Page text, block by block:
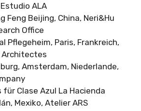
ALA
Feng Beijing, China, Neri&Hu
Office
Pflegeheim, Paris, Frankreich,
Architectes
Amsterdam, Niederlande,
für Clase Azul La Hacienda
Mexiko, Atelier ARS